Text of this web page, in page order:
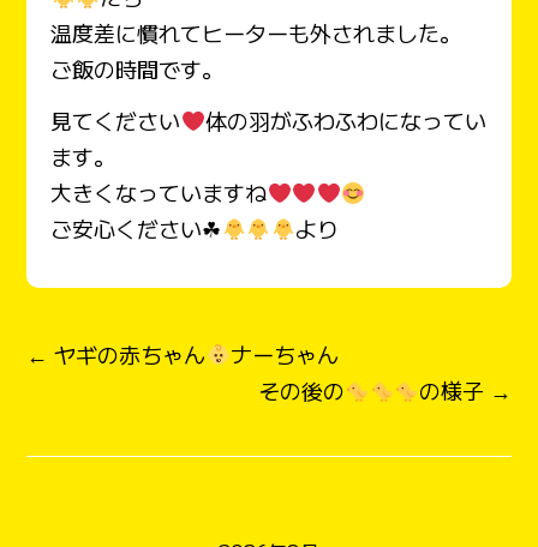
温度差に慣れてヒーターも外されました。
ご飯の時間です。
見てください
体の羽がふわふわになってい
ます。
大きくなっていますね
ご安心ください☘
より
← ヤギの赤ちゃん
ナーちゃん
その後の
の様子 →